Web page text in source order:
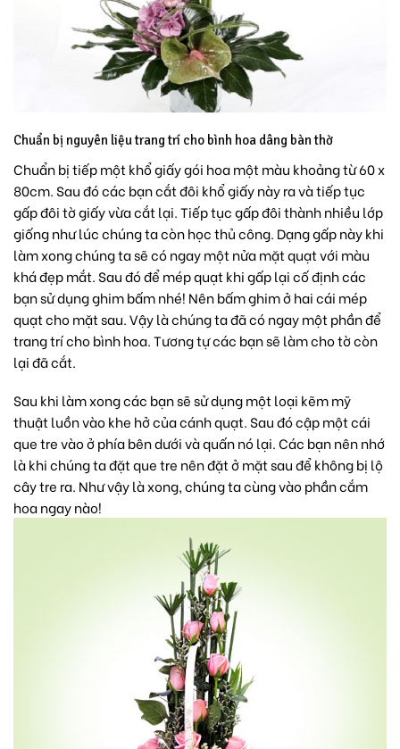
Chuẩn bị nguyên liệu trang trí cho bình hoa dâng bàn thờ
Chuẩn bị tiếp một khổ giấy gói hoa một màu khoảng từ 60 x
80cm. Sau đó các bạn cắt đôi khổ giấy này ra và tiếp tục
gấp đôi tờ giấy vừa cắt lại. Tiếp tục gấp đôi thành nhiều lớp
giống như lúc chúng ta còn học thủ công. Dạng gấp này khi
làm xong chúng ta sẽ có ngay một nửa mặt quạt với màu
khá đẹp mắt. Sau đó để mép quạt khi gấp lại cố định các
bạn sử dụng ghim bấm nhé! Nên bấm ghim ở hai cái mép
quạt cho mặt sau. Vậy là chúng ta đã có ngay một phần để
trang trí cho bình hoa. Tương tự các bạn sẽ làm cho tờ còn
lại đã cắt.
Sau khi làm xong các bạn sẽ sử dụng một loại kẽm mỹ
thuật luồn vào khe hở của cánh quạt. Sau đó cập một cái
que tre vào ở phía bên dưới và quấn nó lại. Các bạn nên nhớ
là khi chúng ta đặt que tre nên đặt ở mặt sau để không bị lộ
cây tre ra. Như vậy là xong, chúng ta cùng vào phần cắm
hoa ngay nào!